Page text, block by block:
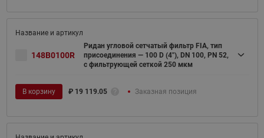
148B0100R
Ридан угловой сетчатый фильтр FIA, тип
присоединения — 100 D (4"), DN 100, PN 52,
c фильтрующей сеткой 250 мкм
В корзину ₽ 19 119.05 Заказная позиция